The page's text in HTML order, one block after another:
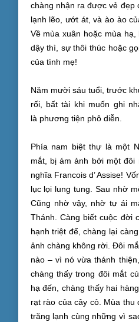
chàng nhận ra được vẻ đẹp
lạnh lẽo, ướt át, và ào ào
Về mùa xuân hoặc mùa hạ
dậy thì, sựthôi thúc hoặc
của tình mẹ!
Năm mười sáu tuổi, trước
rối, bất tài khi muốn ghi
là phương tiện phô diễn.
Phía nam biệt thự là một
mắt, bị ám ảnh bởi một đôi
nghĩa Francois d’ Assise!
lục lọi lung tung . Sau nhờ
Cũng nhờ vậy, nhờ tự ái
Thánh. Càng biếtcuộc đời
hạnh triệt để, chàng lại
ảnh chàng không rời. Đôi
nào – vì nó vừathánh thiện
chàng thấy trong đôi mắt
hạ đến, chàng thấy hai
rạt rào của cây cỏ. Mùa thu
trăng lạnh cùng những vì